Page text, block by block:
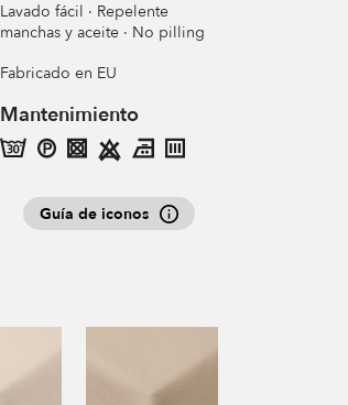
Lavado fácil · Repelente
manchas y aceite · No pilling
Fabricado en EU
Mantenimiento
Guía de iconos